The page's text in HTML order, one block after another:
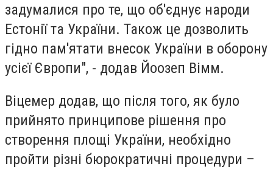
задумалися про те, що об'єднує народи
Естонії та України. Також це дозволить
гідно пам'ятати внесок України в оборону
усієї Європи", - додав Йоозеп Вімм.
Віцемер додав, що після того, як було
прийнято принципове рішення про
створення площі України, необхідно
пройти різні бюрократичні процедури –